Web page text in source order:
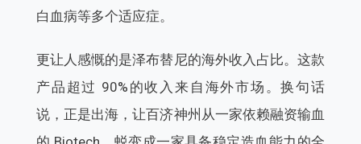
白 血病等多个适应症。
更让人感慨的是泽布替尼的海外收入占比。这款
产品超过 90%的收入来自海外市场。换句话
说，正是出海，让百济神州从一家依赖融资输血